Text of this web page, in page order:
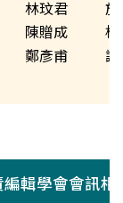
林玟君
陳贈成
鄭彥甫
輯學會會訊相